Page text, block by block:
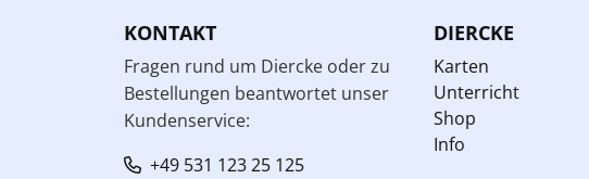
KONTAKT
Fragen rund um Diercke oder zu
Bestellungen beantwortet unser
Kundenservice:
+49 531 123 25 125
DIERCKE
Karten
Unterricht
Shop
Info